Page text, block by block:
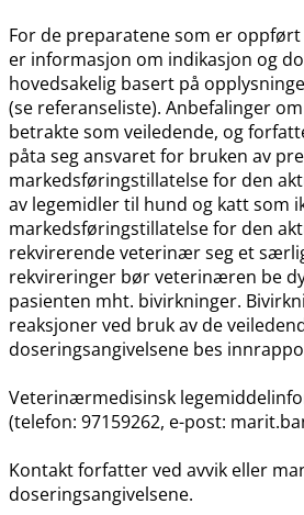
For de preparatene som er
er informasjon om indikasjon og
hovedsakelig basert på
(se referanseliste). Anbefalinger
betrakte som veiledende, og
påta seg ansvaret for bruken av
markedsføringstillatelse for den
av legemidler til hund og katt som
markedsføringstillatelse for den
rekvirerende veterinær seg et
rekvireringer bør veterinæren be
pasienten mht. bivirkninger.
reaksjoner ved bruk av de
doseringsangivelsene bes
Veterinærmedisinsk
(telefon: 97159262, e-post:
Kontakt forfatter ved avvik eller
doseringsangivelsene.